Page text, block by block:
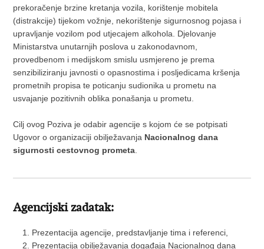
prekoračenje brzine kretanja vozila, korištenje mobitela
(distrakcije) tijekom vožnje, nekorištenje sigurnosnog pojasa i
upravljanje vozilom pod utjecajem alkohola. Djelovanje
Ministarstva unutarnjih poslova u zakonodavnom,
provedbenom i medijskom smislu usmjereno je prema
senzibiliziranju javnosti o opasnostima i posljedicama kršenja
prometnih propisa te poticanju sudionika u prometu na
usvajanje pozitivnih oblika ponašanja u prometu.
Cilj ovog Poziva je odabir agencije s kojom će se potpisati
Ugovor o organizaciji obilježavanja Nacionalnog dana
sigurnosti cestovnog prometa
Agencijski zadatak:
Prezentacija agencije, predstavljanje tima i referenci,
Prezentacija obilježavanja događaja Nacionalnog dana